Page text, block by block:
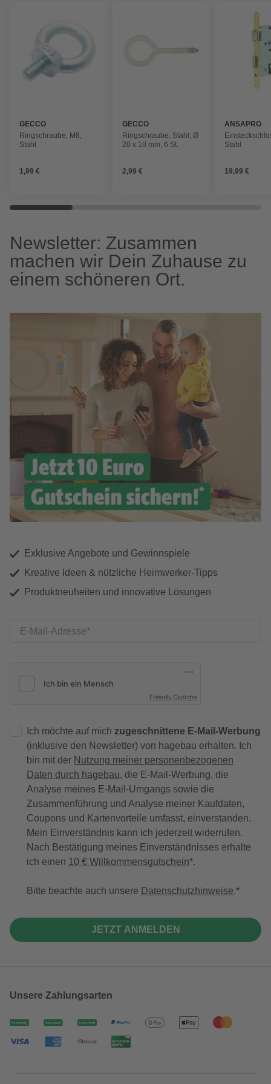
GECCO
Ringschraube, M8,
Stahl
1,99 €
GECCO
Ringschraube, Stahl, Ø
20 x 10 mm, 6 St.
2,99 €
ANSAPRO
Stahl
19,99 €
Newsletter: Zusammen
machen wir Dein Zuhause zu
einem schöneren Ort.
Exklusive Angebote und Gewinnspiele
Kreative Ideen & nützliche Heimwerker-Tipps
Produktneuheiten und innovative Lösungen
E-Mail-Adresse
Friendly Captcha
Ich möchte auf mich zugeschnittene E-Mail-Werbung
(inklusive den Newsletter) von hagebau erhalten. Ich
bin mit der Nutzung meiner personenbezogenen
Daten durch hagebau, die E-Mail-Werbung, die
Analyse meines E-Mail-Umgangs sowie die
Zusammenführung und Analyse meiner Kaufdaten,
Coupons und Kartenvorteile umfasst, einverstanden.
Mein Einverständnis kann ich jederzeit widerrufen.
Nach Bestätigung meines Einverständnisses erhalte
ich einen 10 € Willkommensgutschein*.
Bitte beachte auch unsere Datenschutzhinweise.
JETZT ANMELDEN
Unsere Zahlungsarten